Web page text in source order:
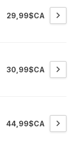
29,99$CA
30,99$CA
44,99$CA